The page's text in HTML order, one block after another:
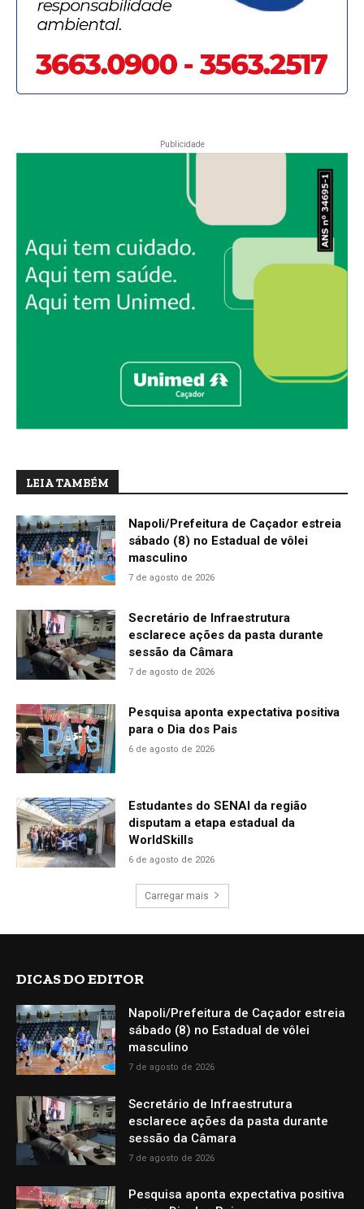
Publicidade
LEIA TAMBÉM
Napoli/Prefeitura de Caçador estreia
sábado (8) no Estadual de vôlei
masculino
7 de agosto de 2026
Secretário de Infraestrutura
esclarece ações da pasta durante
sessão da Câmara
7 de agosto de 2026
Pesquisa aponta expectativa positiva
para o Dia dos Pais
6 de agosto de 2026
Estudantes do SENAI da região
disputam a etapa estadual da
WorldSkills
6 de agosto de 2026
Carregar mais
DICAS DO EDITOR
Napoli/Prefeitura de Caçador estreia
sábado (8) no Estadual de vôlei
masculino
7 de agosto de 2026
Secretário de Infraestrutura
esclarece ações da pasta durante
sessão da Câmara
7 de agosto de 2026
Pesquisa aponta expectativa positiva